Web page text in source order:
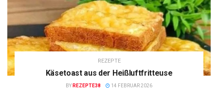
REZEPTE
Käsetoast aus der Heißluftfritteuse
BY REZEPTE38 14 FEBRUAR 2026